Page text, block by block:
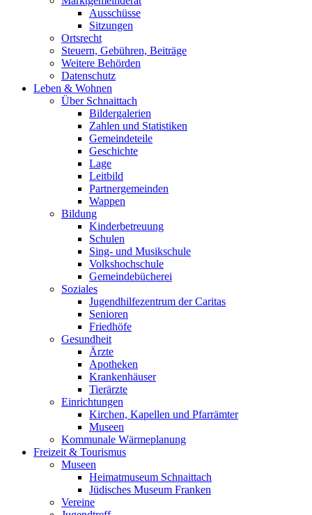
Ausschüsse
Sitzungen
Ortsrecht
Steuern, Gebühren, Beiträge
Weitere Behörden
Datenschutz
Leben & Wohnen
Über Schnaittach
Bildergalerien
Zahlen und Statistiken
Gemeindeteile
Geschichte
Lage
Leitbild
Partnergemeinden
Wappen
Bildung
Kinderbetreuung
Schulen
Sing- und Musikschule
Volkshochschule
Gemeindebücherei
Soziales
Jugendhilfezentrum der Caritas
Senioren
Friedhöfe
Gesundheit
Ärzte
Apotheken
Krankenhäuser
Tierärzte
Einrichtungen
Kirchen, Kapellen und Pfarrämter
Museen
Kommunale Wärmeplanung
Freizeit & Tourismus
Museen
Heimatmuseum Schnaittach
Jüdisches Museum Franken
Vereine